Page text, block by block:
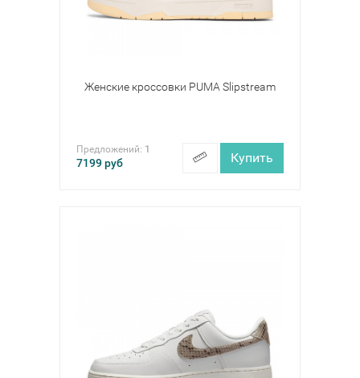
Женские кроссовки PUMA Slipstream
Предложений: 1
7199руб Купить